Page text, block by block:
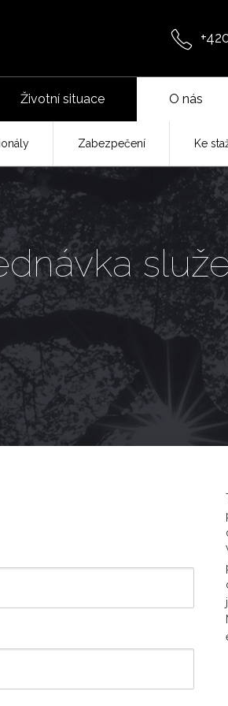
Životní situace O nás
Zabezpečení Ke